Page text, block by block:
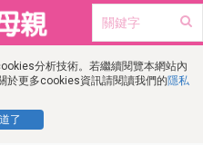
分析技術。若繼續閱覽本網站內
於更多cookies資訊請閱讀我們的隱私
了